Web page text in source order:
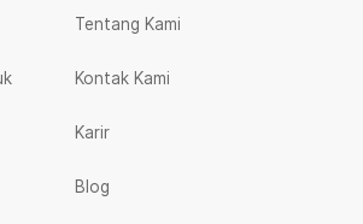
Tentang Kami
Kontak Kami
Karir
Blog